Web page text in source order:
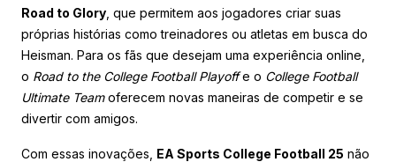
Road to Glory , que permitem aos jogadores criar suas
próprias histórias como treinadores ou atletas em busca do
Heisman. Para os fãs que desejam uma experiência online,
o Road to the College Football Playoffe o College Football
Ultimate Teamoferecem novas maneiras de competir e se
divertir com amigos.
Com essas inovações, EA Sports College Football 25 não